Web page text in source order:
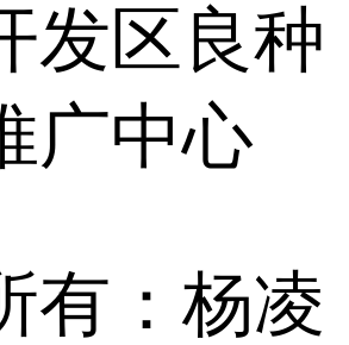
发区良种
广中心
有：杨凌